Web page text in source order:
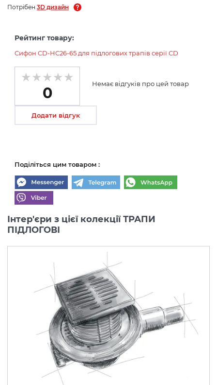
Потрібен 3D дизайн
Рейтинг товару:
Сифон CD-HC26-65 для підлогових трапів серії СD
0
Немає відгуків про цей товар
Додати відгук
Поділіться цим товаром :
Інтер'єри з цієї колекції ТРАПИ
ПІДЛОГОВІ